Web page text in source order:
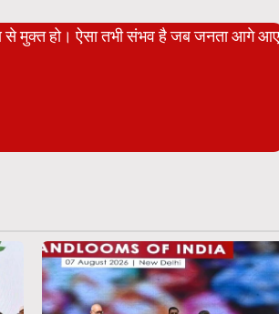
से मुक्त हो। ऐसा तभी संभव है जब जनता आगे आए